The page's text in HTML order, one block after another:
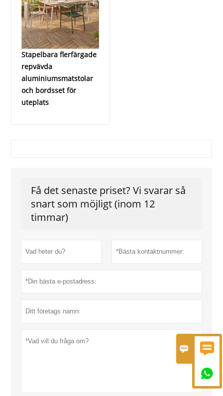
 

Stapelbara flerfärgade
repvävda
aluminiumsmatstolar
och bordsset för
uteplats
Få det senaste priset? Vi svarar så
snart som möjligt (inom 12
timmar)